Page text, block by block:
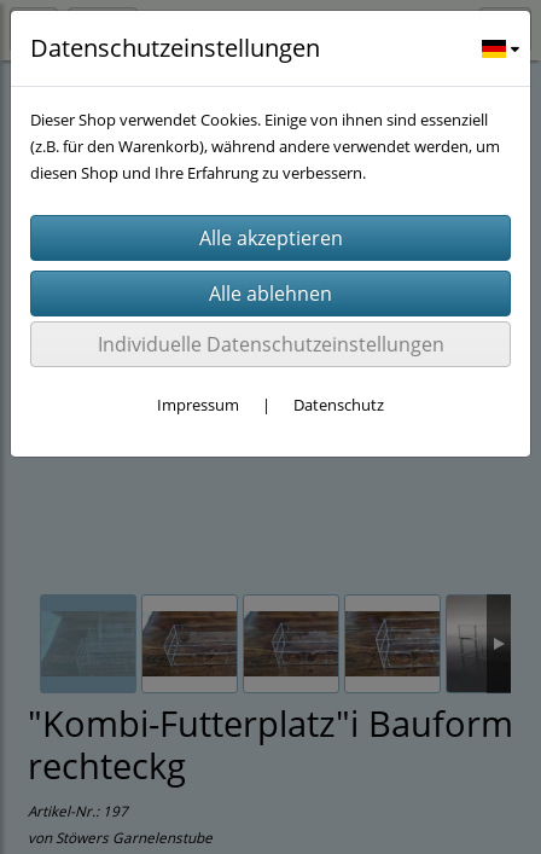
Abverkauf(14)
"Kombi-Futterplatz"i Bauform
rechteckg
Artikel-Nr.: 197
von Stöwers Garnelenstube
Datenschutzeinstellungen
Dieser Shop verwendet Cookies. Einige von ihnen sind essenziell
(z.B. für den Warenkorb), während andere verwendet werden, um
diesen Shop und Ihre Erfahrung zu verbessern.
Individuelle Datenschutzeinstellungen
Impressum | Datenschutz